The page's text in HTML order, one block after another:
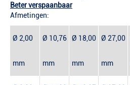
Beter verspaanbaar
Afmetingen:
Ø 2,00
mm
Ø 10,76
mm
Ø 18,00
mm
Ø 27,00
mm